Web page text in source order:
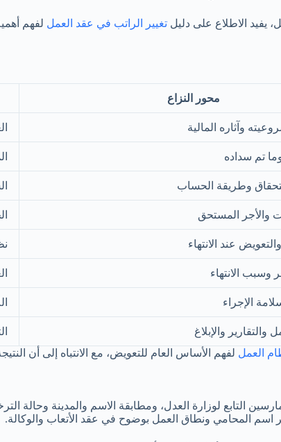
يفيد الاطلاع على دليل تغيير الراتب في عقد العمل لفهم
محور النزاع
وآثاره المالية
تم سداده
وطريقة الحساب
والأجر المستحق
عند الانتهاء
وسبب الانتهاء
الإجراء
والتقارير والإبلاغ
لفهم الأساس العام للتعويض، مع الانتباه إلى أن
التابع لوزارة العدل، ومطابقة الاسم والمدينة
المحامي ونطاق العمل بوضوح في عقد الأتعاب والوكالة.